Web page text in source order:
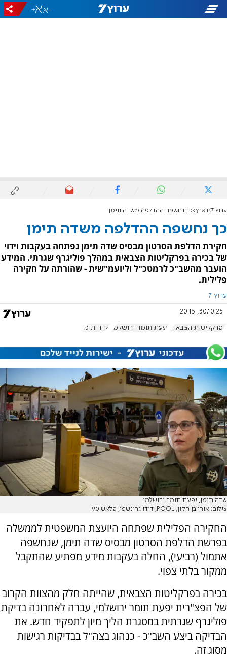
-
+
ערוץ 7 בארץ כך נחשפה ההדלפה משדה תימן
כך נחשפה ההדלפה משדה תימן
חקירת הדלפת הסרטון מבסיס שדה תימן נפתחה בעקבות וידוי
של בכירה בפרקליטות הצבאית במהלך פוליגרף שגרתי. המידע
הועבר מהשב"כ לרמטכ"ל וליועמ"שית - שהורתה על חקירה
פלילית.
ערוץ 7
30.10.25, 20:15
הפרקליטות הצבאית יפעת תומר ירושלמי שדה תימן
שדה תימן, יפעת תומר ירושלמי
צילום: אורן בן חקון, POOL, דודו גרינשפן, פלאש 90
החקירה הפלילית שפתחה היועצת המשפטית לממשלה
בפרשת הדלפת הסרטון מבסיס שדה תימן, שנחשפה
אתמול (רביעי), החלה בעקבות מידע מפתיע שהתקבל
ממקור בלתי צפוי.
בכירה בפרקליטות הצבאית, שהייתה חלק מהצוות הקרוב
של הפצ"רית יפעת תומר ירושלמי, עברה לאחרונה בדיקת
פוליגרף שגרתית במסגרת הליך מיון לתפקיד חדש. את
הבדיקה ביצע השב"כ - כנהוג בצה"ל בבדיקות רגישות
מסוג זה.